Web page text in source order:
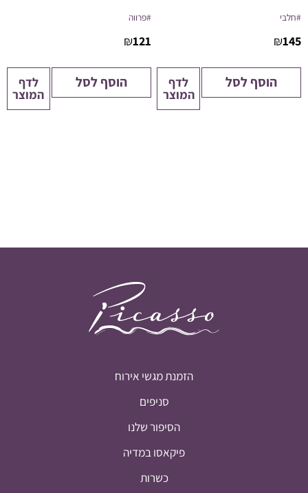
#חלבי
145
₪
הוסף לסל לדף
המוצר
#פרווה
121
₪
הוסף לסל לדף
המוצר
הזמנת מגשי אירוח
סניפים
הסיפור שלנו
פיקאסו במדיה
כשרות